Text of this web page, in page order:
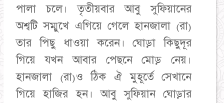
পালা চলে। তৃতীয়বার আবু সুফিয়ানের
অশ্বটি সম্মুখে এগিয়ে গেলে হানজালা (রা)
তার পিছু ধাওয়া করেন। ঘোড়া কিছুদূর
গিয়ে যখন আবার পেছনে মোড় নেয়।
হানজালা (রা)ও ঠিক ঐ মুহূর্তে সেখানে
গিয়ে হাজির হন। আবু সুফিয়ান ঘোড়ার